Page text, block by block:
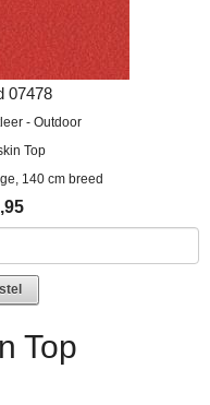
07478
- Outdoor
Top
140 cm breed
Top